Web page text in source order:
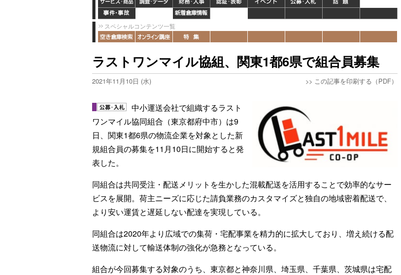
スペシャルコンテンツ一覧
ラストワンマイル協組、関東1都6県で組合員募集
2021年11月10日 (水) >> この記事を印刷する（PDF）
中小運送会社で組織するラスト
ワンマイル協同組合（東京都府中市）は9
日、関東1都6県の物流企業を対象とした新
規組合員の募集を11月10日に開始すると発
表した。
同組合は共同受注・配送メリットを生かした混載配送を活用することで効率的なサー
ビスを展開。荷主ニーズに応じた請負業務のカスタマイズと独自の地域密着配送で、
より安い運賃と遅延しない配達を実現している。
同組合は2020年より広域での集荷・宅配事業を精力的に拡大しており、増え続ける配
送物流に対して輸送体制の強化が急務となっている。
組合が今回募集する対象のうち、東京都と神奈川県、埼玉県、千葉県、茨城県は宅配